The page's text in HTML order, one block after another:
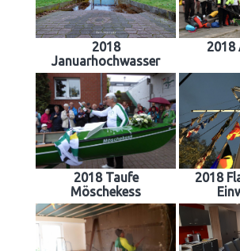
2018
Januarhochwasser
2018
2018 Taufe
Möschekess
2018